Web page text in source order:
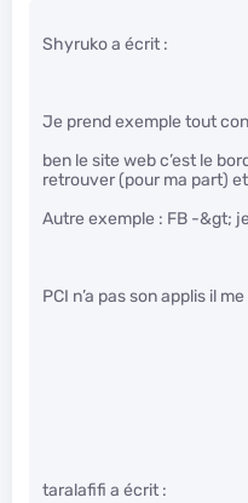
Shyruko a écrit :
Je prend exemple tout con
ben le site web c’est le
retrouver (pour ma part)
Autre exemple : FB -&gt;
PCI n’a pas son applis il
taralafifi a écrit :